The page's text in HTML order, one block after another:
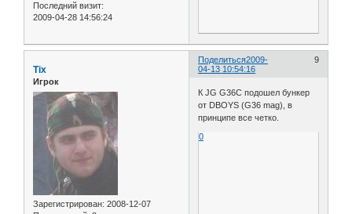
Последний визит:
2009-04-28 14:56:24
Поделиться 9
2009-
04-13 10:54:16
Tix
Игрок
Зарегистрирован: 2008-12-07
К JG G36C подошел бункер
от DBOYS (G36 mag), в
принципе все четко.
0